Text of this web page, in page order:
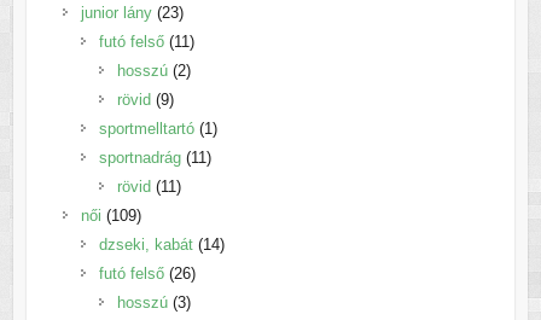
termék
junior lány 2323
termék
futó felső 1111
termék
hosszú 22
rövid 99
termék
sportmelltartó 11
termék
sportnadrág 1111
rövid 1111
női 109109
termék
dzseki, kabát 1414
futó felső 2626
termék
hosszú 33